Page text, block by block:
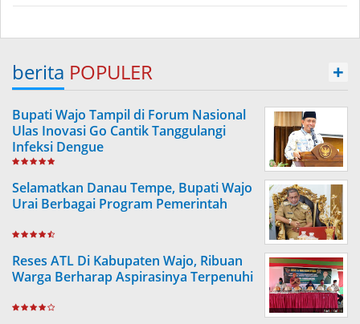
berita POPULER +
Bupati Wajo Tampil di Forum Nasional
Ulas Inovasi Go Cantik Tanggulangi
Infeksi Dengue
Selamatkan Danau Tempe, Bupati Wajo
Urai Berbagai Program Pemerintah
Reses ATL Di Kabupaten Wajo, Ribuan
Warga Berharap Aspirasinya Terpenuhi